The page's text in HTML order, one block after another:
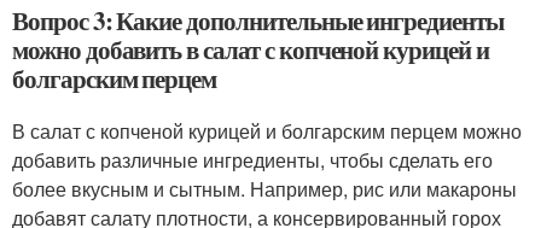
Вопрос 3: Какие дополнительные ингредиенты
можно добавить в салат с копченой курицей и
болгарским перцем
В салат с копченой курицей и болгарским перцем можно
добавить различные ингредиенты, чтобы сделать его
более вкусным и сытным. Например, рис или макароны
добавят салату плотности, а консервированный горох